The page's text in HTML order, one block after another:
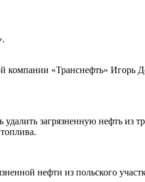
компании «Транснефть»
загрязненную нефть
нефти из польского